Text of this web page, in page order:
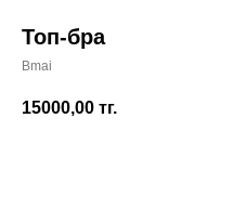
Топ-бра
Bmai
15000,00 тг.